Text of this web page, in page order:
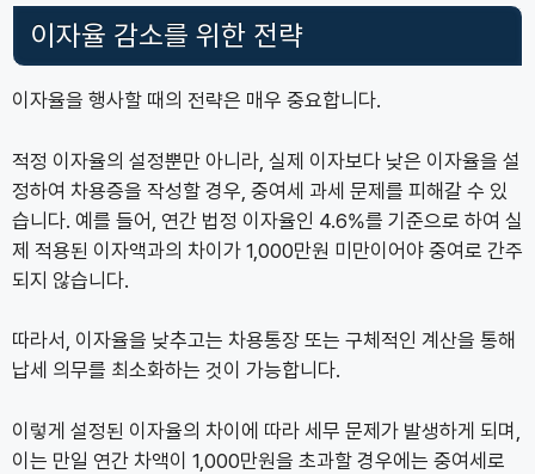
이자율 감소를 위한 전략
이자율을 행사할 때의 전략은 매우 중요합니다.
적정 이자율의 설정뿐만 아니라, 실제 이자보다 낮은 이자율을 설
정하여 차용증을 작성할 경우, 중여세 과세 문제를 피해갈 수 있
습니다. 예를 들어, 연간 법정 이자율인 4.6%를 기준으로 하여 실
제 적용된 이자액과의 차이가 1,000만원 미만이어야 중여로 간주
되지 않습니다.
따라서, 이자율을 낮추고는 차용통장 또는 구체적인 계산을 통해
납세 의무를 최소화하는 것이 가능합니다.
이렇게 설정된 이자율의 차이에 따라 세무 문제가 발생하게 되며,
이는 만일 연간 차액이 1,000만원을 초과할 경우에는 중여세로